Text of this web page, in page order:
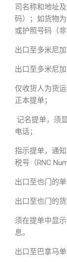
司名称和地址
码）；如货物
或护照号码（非
出口至多米尼
出口至多米尼加
仅收货人为货
正本提单；
记名提单，须
电话；
指示提单，通
税号（RNC
出口至也门的
出口至也门的货
须在提单中显
息。
出口至巴拿马